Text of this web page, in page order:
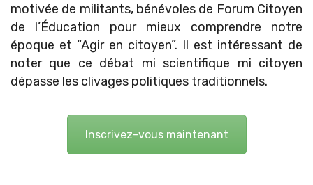
motivée de militants, bénévoles de Forum Citoyen
de l’Éducation pour mieux comprendre notre
époque et “Agir en citoyen”. Il est intéressant de
noter que ce débat mi scientifique mi citoyen
dépasse les clivages politiques traditionnels.
Inscrivez-vous maintenant